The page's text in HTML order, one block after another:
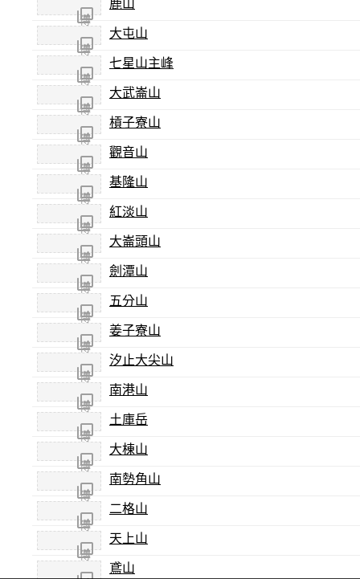
照片
尚未
傳
照片
尚未
傳
照片
尚未
傳
照片
大屯山
尚未
傳
照片
七星山主峰
尚未
傳
照片
大武崙山
尚未
傳
照片
槓子寮山
尚未
傳
照片
觀音山
尚未
傳
照片
基隆山
尚未
傳
照片
紅淡山
尚未
傳
照片
大崙頭山
尚未
傳
照片
劍潭山
尚未
傳
照片
五分山
尚未
傳
照片
姜子寮山
尚未
傳
照片
汐止大尖山
尚未
傳
照片
南港山
尚未
傳
照片
土庫岳
尚未
傳
照片
大棟山
尚未
傳
照片
南勢角山
尚未
傳
照片
二格山
尚未
天上山
鳶山